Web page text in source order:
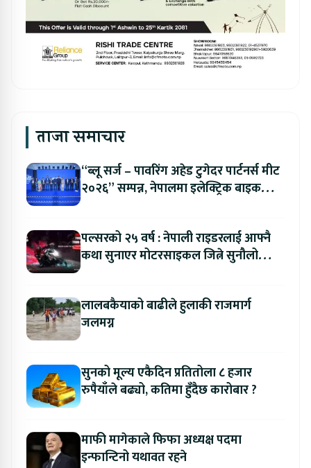
ताजा समाचार
“ब्लू सर्ज – पावरिंग अहेड टुगेदर पार्टनर्स मीट
२०२६” सम्पन्न, नेपालमा इलेक्ट्रिक बाइक
पल्सरको २५ वर्ष : नेपाली राइडरलाई आफ्नै
कथा सुनाएर मोटरसाइकल जित्ने सुनौलो
लालबकैयाको बाढीले हुलाकी राजमार्ग
जलमग्न
सुनको मूल्य एकैदिन प्रतितोला ८ हजार
रुपैयाँले बढ्यो, कतिमा हुँदैछ कारोबार ?
माफी मागेकाले फिफा अध्यक्ष पदमा
इन्फान्टिनो यथावत रहने